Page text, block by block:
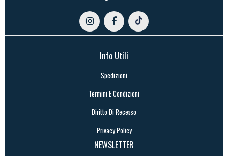
Info Utili
Spedizioni
Termini E Condizioni
Diritto Di Recesso
Privacy Policy
NEWSLETTER